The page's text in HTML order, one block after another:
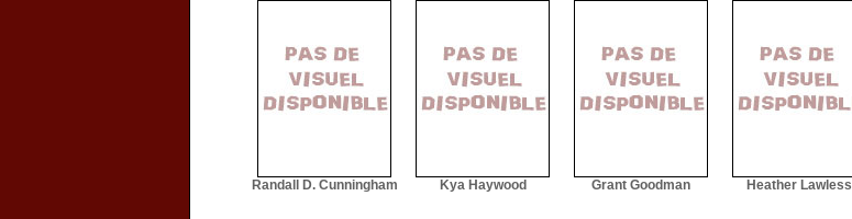
Randall D. Cunningham Kya Haywood Grant Goodman Heather Lawless